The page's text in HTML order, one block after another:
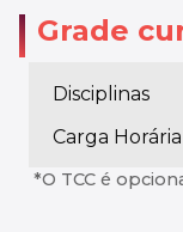
Grade
Disciplinas
Carga Horária
*O TCC é